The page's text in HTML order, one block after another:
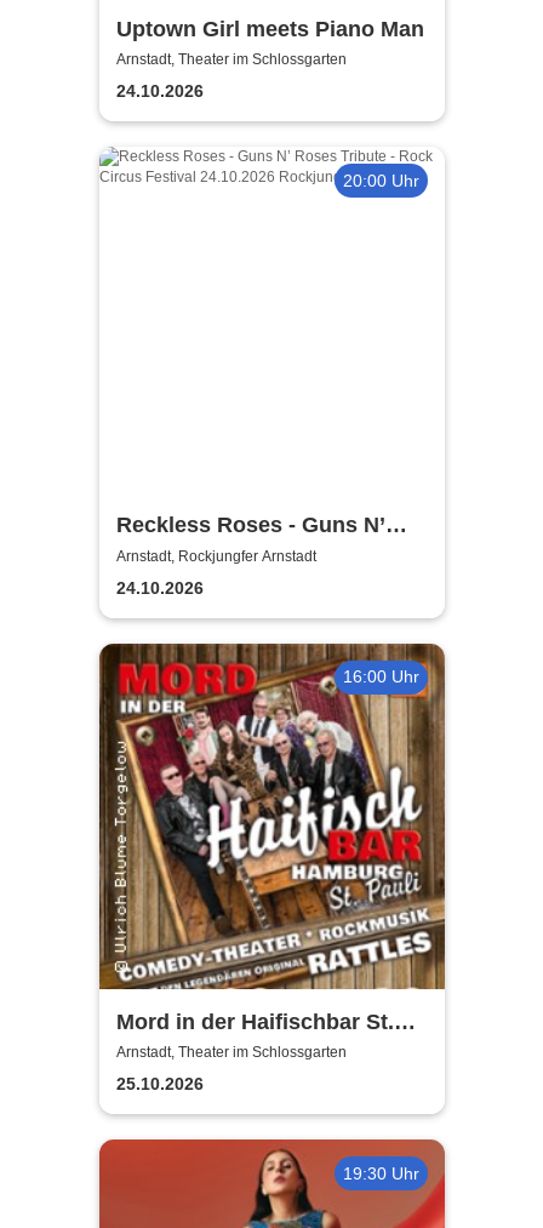
Uptown Girl meets Piano Man
Arnstadt, Theater im Schlossgarten
24.10.2026
20:00 Uhr
Reckless Roses - Guns N’
Roses Tribute - Lord Bishop
Rocks, Alpha Stomp, Böse
Hasis
Arnstadt, Rockjungfer Arnstadt
24.10.2026
16:00 Uhr
Mord in der Haifischbar St.
Pauli - Theater IK's & The
Rattles - Theater & Musik
Arnstadt, Theater im Schlossgarten
25.10.2026
19:30 Uhr